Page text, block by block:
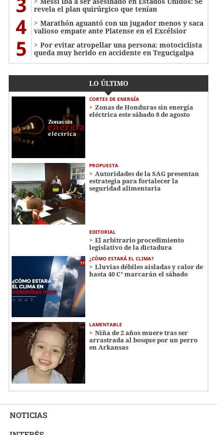
revela el plan quirúrgico que tenían
4
Marathón aguantó con un jugador menos y saca
valioso empate ante Platense en el Excélsior
5
Por evitar atropellar una persona: motociclista
queda muy herido en accidente en Tegucigalpa
LO ÚLTIMO
CORTES DE ENERGÍA
Zonas de Honduras sin energía
eléctrica este sábado 8 de agosto
PROPUESTA
Autoridades de la SAG presentan
estrategia para fortalecer la
seguridad alimentaria
EDITORIAL
El arbitrario procedimiento
legislativo de la dictadura
¿CÓMO ESTARÁ EL CLIMA?
Lluvias débiles aisladas y calor de
hasta 40 C° marcarán el sábado
LAMENTABLE
Niña de 2 años muere tras ser
arrastrada al bosque por un perro
en Arkansas
NOTICIAS